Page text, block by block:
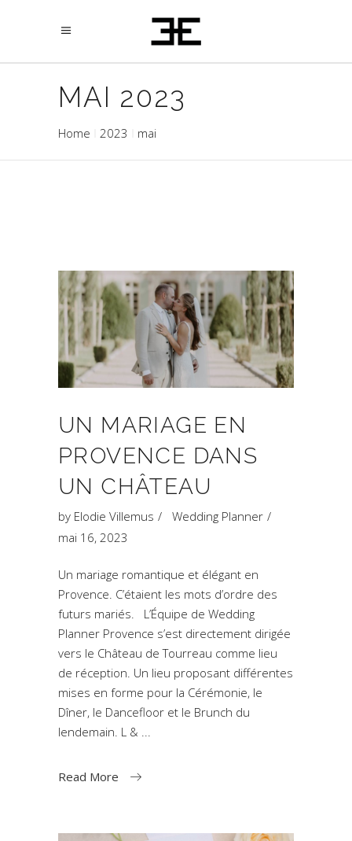
MAI 2023
Home 2023 mai
UN MARIAGE EN
PROVENCE DANS
UN CHÂTEAU
by Elodie Villemus
Wedding Planner
mai 16, 2023
Un mariage romantique et élégant en
Provence. C’étaient les mots d’ordre des
futurs mariés. L’Équipe de Wedding
Planner Provence s’est directement dirigée
vers le Château de Tourreau comme lieu
de réception. Un lieu proposant différentes
mises en forme pour la Cérémonie, le
Dîner, le Dancefloor et le Brunch du
lendemain. L &
Read More